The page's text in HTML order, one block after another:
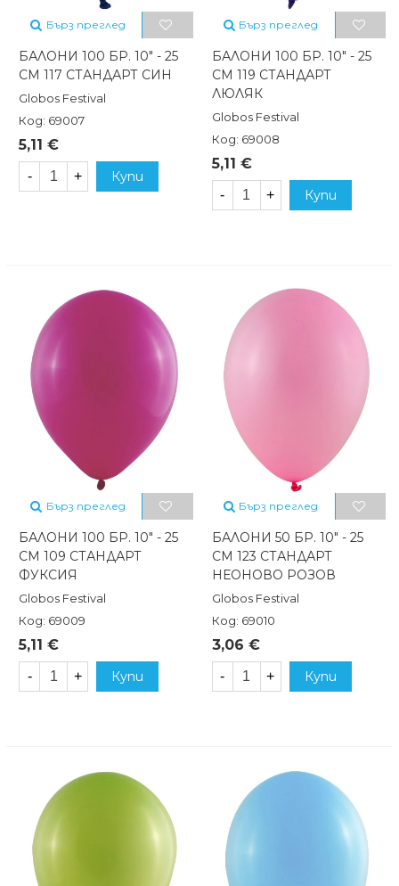
Бърз преглед
БАЛОНИ 100 БР. 10" - 25
СМ 117 СТАНДАРТ СИН
Globos Festival
Код: 69007
5,11 €
- + Купи
Бърз преглед
БАЛОНИ 100 БР. 10" - 25
СМ 119 СТАНДАРТ
ЛЮЛЯК
Globos Festival
Код: 69008
5,11 €
- + Купи
Бърз преглед
БАЛОНИ 100 БР. 10" - 25
СМ 109 СТАНДАРТ
ФУКСИЯ
Globos Festival
Код: 69009
5,11 €
- + Купи
Бърз преглед
БАЛОНИ 50 БР. 10" - 25
СМ 123 СТАНДАРТ
НЕОНОВО РОЗОВ
Globos Festival
Код: 69010
3,06 €
- + Купи